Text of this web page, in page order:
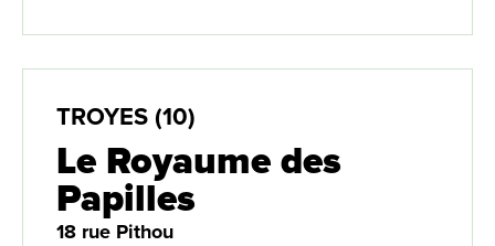
TROYES (10)
Le Royaume des
Papilles
18 rue Pithou